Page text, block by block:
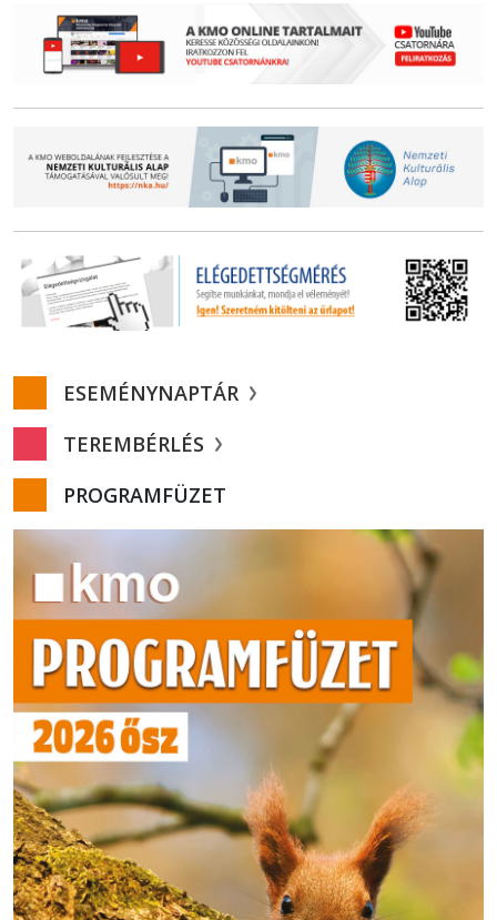
ESEMÉNYNAPTÁR
TEREMBÉRLÉS
PROGRAMFÜZET